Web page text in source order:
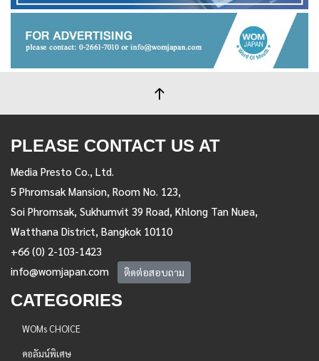
PLEASE CONTACT US AT
Media Presto Co., Ltd.
5 Phromsak Mansion, Room No. 123,
Soi Phromsak, Sukhumvit 39 Road, Khlong Tan Nuea,
Watthana District, Bangkok 10110
+66 (0) 2-103-1423
info@womjapan.com
ติดต่อสอบถาม
CATEGORIES
WOMs CHOICE
คอลัมน์พิเศษ